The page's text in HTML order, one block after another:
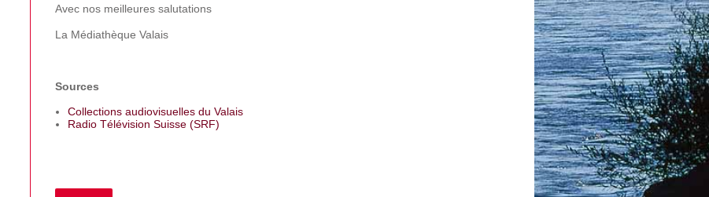
Avec nos meilleures salutations
La Médiathèque Valais
Sources
Collections audiovisuelles du Valais
Radio Télévision Suisse (SRF)